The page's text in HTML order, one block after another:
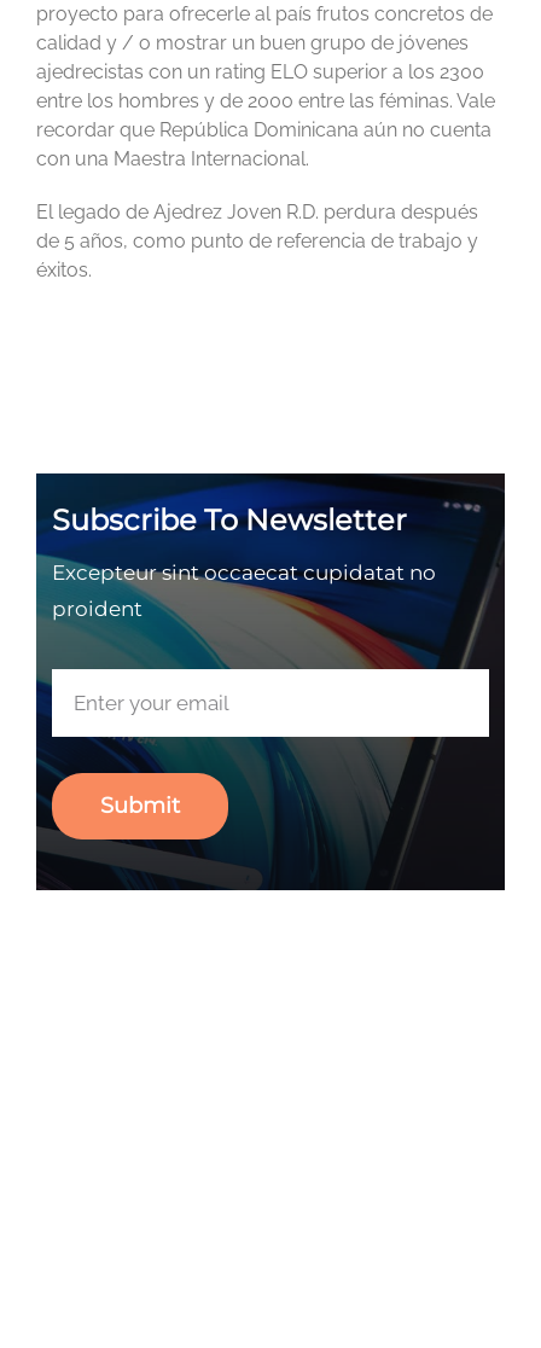
proyecto para ofrecerle al país frutos concretos de
calidad y / o mostrar un buen grupo de jóvenes
ajedrecistas con un rating ELO superior a los 2300
entre los hombres y de 2000 entre las féminas. Vale
recordar que República Dominicana aún no cuenta
con una Maestra Internacional.
El legado de Ajedrez Joven R.D. perdura después
de 5 años, como punto de referencia de trabajo y
éxitos.
Subscribe To Newsletter
Excepteur sint occaecat cupidatat no
proident
Submit